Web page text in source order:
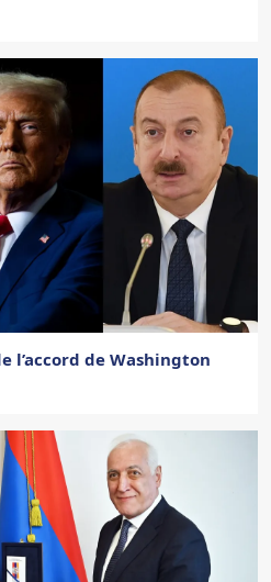
l’accord de Washington